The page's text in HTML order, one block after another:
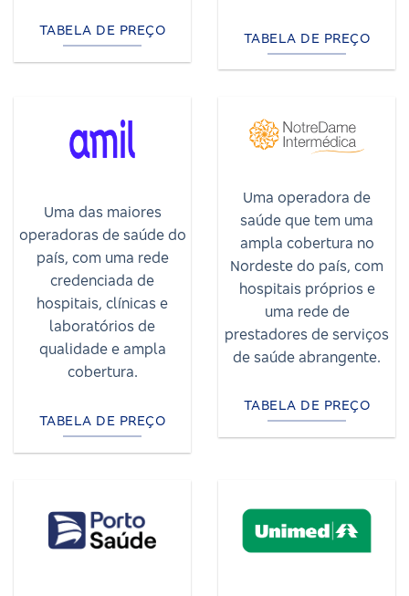
TABELA DE PREÇO TABELA DE PREÇO
Uma das maiores
operadoras de saúde do
país, com uma rede
credenciada de
hospitais, clínicas e
laboratórios de
qualidade e ampla
cobertura.
TABELA DE PREÇO
Uma operadora de
saúde que tem uma
ampla cobertura no
Nordeste do país, com
hospitais próprios e
uma rede de
prestadores de serviços
de saúde abrangente.
TABELA DE PREÇO